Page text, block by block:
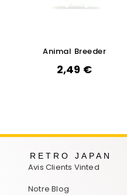
Animal Breeder
2,49 €
RETRO JAPAN
Avis Clients Vinted
Notre Blog